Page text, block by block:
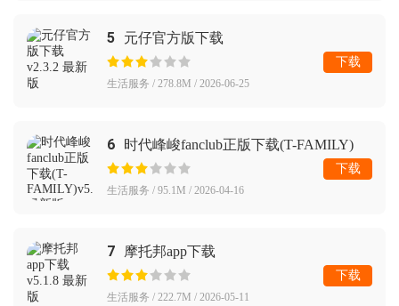
5 元仔官方版下载
生活服务 / 278.8M / 2026-06-25
下载
6 时代峰峻fanclub正版下载(T-FAMILY)
生活服务 / 95.1M / 2026-04-16
下载
7 摩托邦app下载
生活服务 / 222.7M / 2026-05-11
下载